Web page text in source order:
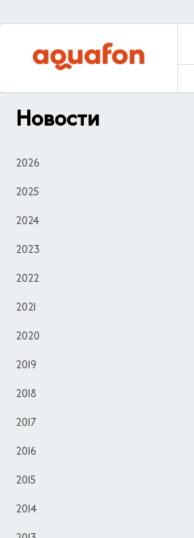
Новости
2026
2025
2024
2023
2022
2021
2020
2019
2018
2017
2016
2015
2014